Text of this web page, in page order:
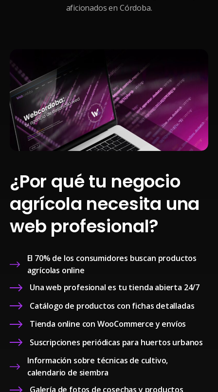
aficionados en Córdoba.
¿Por qué tu negocio
agrícola necesita una
web profesional?
El 70% de los consumidores buscan productos
agrícolas online
Una web profesional es tu tienda abierta 24/7
Catálogo de productos con fichas detalladas
Tienda online con WooCommerce y envíos
Suscripciones periódicas para huertos urbanos
Información sobre técnicas de cultivo,
calendario de siembra
Galería de fotos de cosechas y productos